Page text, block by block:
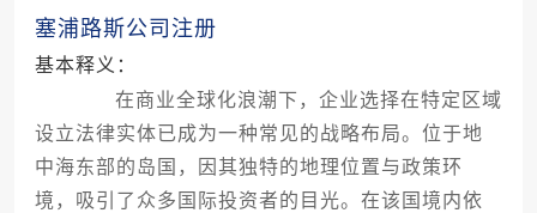
塞浦路斯公司注册
基本释义：
在商业全球化浪潮下，企业选择在特定区域
设立法律实体已成为一种常见的战略布局。位于地
中海东部的岛国，因其独特的地理位置与政策环
境，吸引了众多国际投资者的目光。在该国境内依